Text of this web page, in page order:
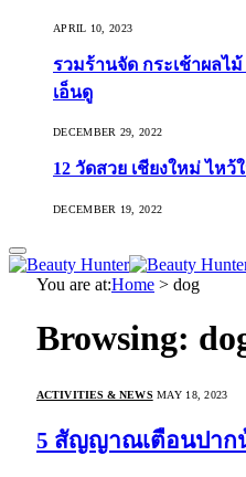
APRIL 10, 2023
รวมร้านจัด กระเช้าผลไ
เอ็นดู
DECEMBER 29, 2022
12 วัดสวย เชียงใหม่ ไหว้
DECEMBER 19, 2022
You are at:Home > dog
Browsing:
ACTIVITIES & NEWS MAY 18, 2023
5 สัญญาณเตือนปาก